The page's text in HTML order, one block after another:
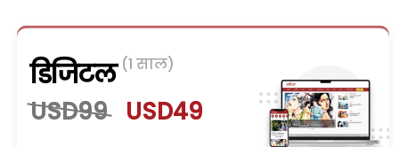
डिजिटल (1 साल)
USD99 USD49